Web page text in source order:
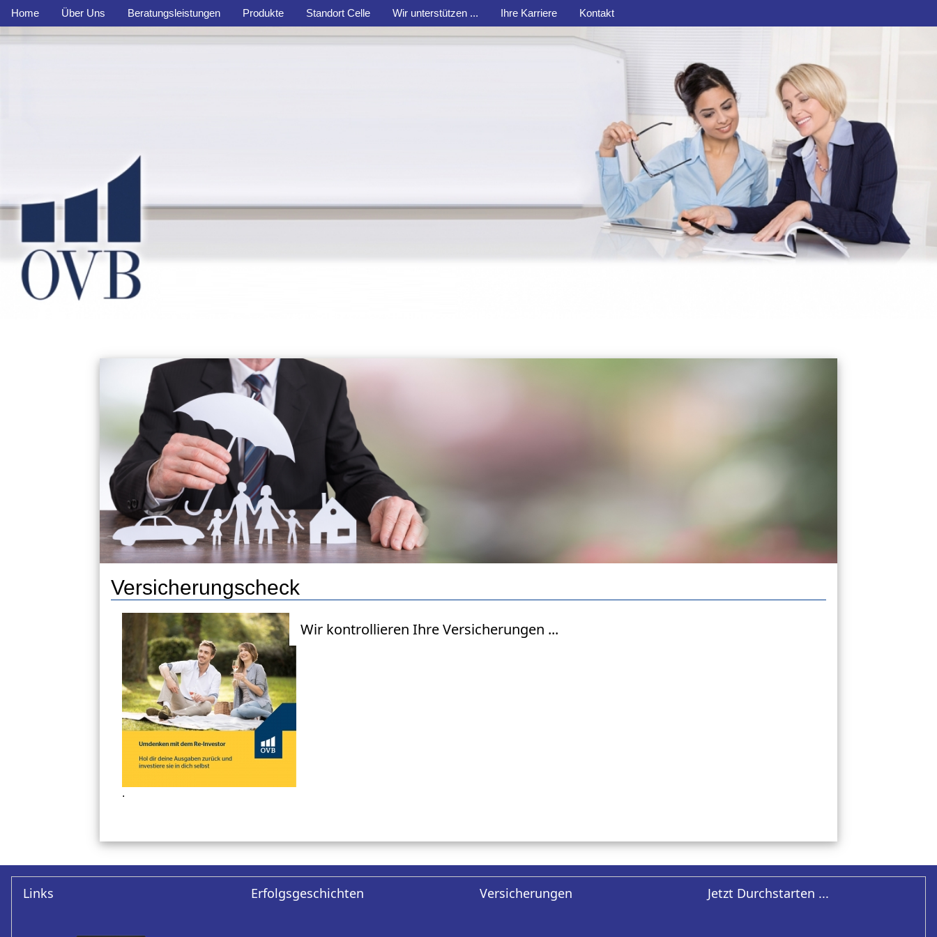
Home Über Uns Beratungsleistungen Produkte Standort Celle Wir unterstützen ... Ihre Karriere Kontakt
Versicherungscheck
.
Wir kontrollieren Ihre Versicherungen ...
Links Erfolgsgeschichten Versicherungen Jetzt Durchstarten ...